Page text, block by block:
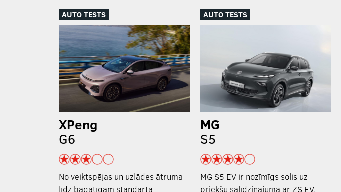
AUTO TESTS
XPeng
G6
No veiktspējas un uzlādes ātruma
līdz bagātīgam standarta
AUTO TESTS
MG
S5
MG S5 EV ir nozīmīgs solis uz
priekšu salīdzinājumā ar ZS EV.